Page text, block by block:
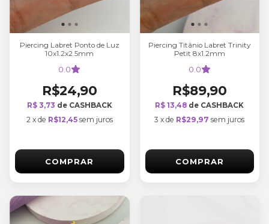
Piercing Labret Ponto de Luz
10x1.2x2.5mm
0.0
R$24,90
R$ 3,73 de CASHBACK
2 x de R$12,45 sem juros
COMPRAR
Piercing Titânio Labret Trinity
Petit 8x1.2mm
0.0
R$89,90
R$ 13,48 de CASHBACK
3 xde R$29,97 sem juros
COMPRAR